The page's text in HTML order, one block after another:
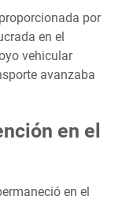
por
en el
vehicular
avanzaba
en el
en el